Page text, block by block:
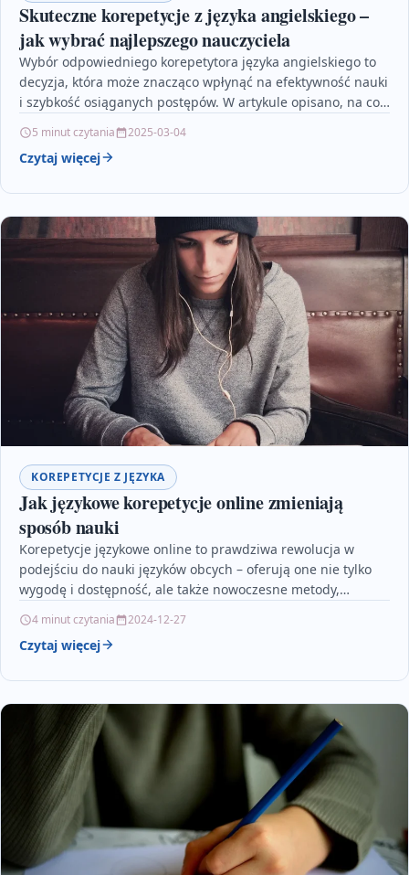
Skuteczne korepetycje z języka angielskiego –
jak wybrać najlepszego nauczyciela
Wybór odpowiedniego korepetytora języka angielskiego to
decyzja, która może znacząco wpłynąć na efektywność nauki
i szybkość osiąganych postępów. W artykule opisano, na co
5 minut czytania 2025-03-04
Czytaj więcej
KOREPETYCJE Z JĘZYKA
Jak językowe korepetycje online zmieniają
sposób nauki
Korepetycje językowe online to prawdziwa rewolucja w
podejściu do nauki języków obcych – oferują one nie tylko
wygodę i dostępność, ale także nowoczesne metody,…
4 minut czytania 2024-12-27
Czytaj więcej